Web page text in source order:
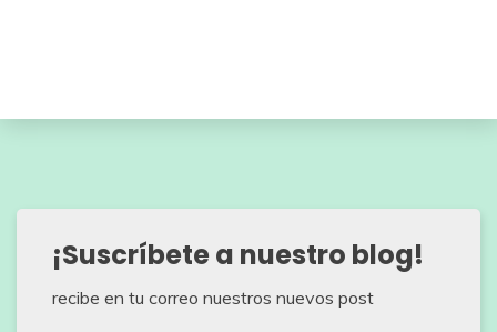
¡Suscríbete a nuestro blog!
recibe en tu correo nuestros nuevos post